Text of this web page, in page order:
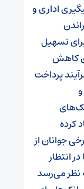
اداری و
تسهیل
کاهش
پرداخت
کرده
جوانان از
انتظار
نظر می‌رسد